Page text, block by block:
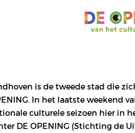
is de tweede stad die
In het laatste weekend
culturele seizoen hier in
DE OPENING (Stichting de